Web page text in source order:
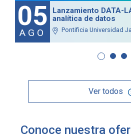
05
AGO
Lanzamiento DATA-
analítica de datos
Pontificia Universidad
Ver todos
Conoce nuestra